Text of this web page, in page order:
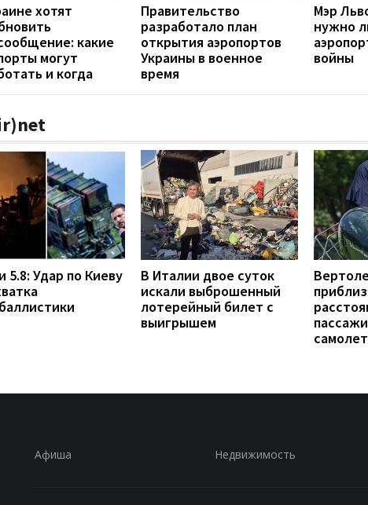
хотят
какие
могут
и когда
Правительство
разработало план
открытия аэропортов
Украины в военное
время
Мэр
нужно
войны
5.8: Удар по Киеву
В Италии двое суток
искали выброшенный
лотерейный билет с
выигрышем
Афиша Недвижимость